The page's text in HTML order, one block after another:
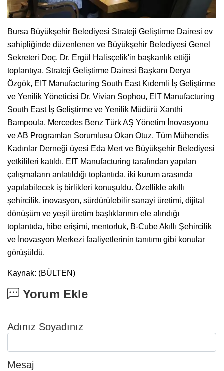
Bursa Büyükşehir Belediyesi Strateji Geliştirme Dairesi ev
sahipliğinde düzenlenen ve Büyükşehir Belediyesi Genel
Sekreteri Doç. Dr. Ergül Halisçelik'in başkanlık ettiği
toplantıya, Strateji Geliştirme Dairesi Başkanı Derya
Özgök, EIT Manufacturing South East Kıdemli İş Geliştirme
ve Yenilik Yöneticisi Dr. Vivian Sophou, EIT Manufacturing
South East İş Geliştirme ve Yenilik Müdürü Xanthi
Bampoula, Mercedes Benz Türk AŞ Yönetim İnovasyonu
ve AB Programları Sorumlusu Okan Otuz, Tüm Mühendis
Kadınlar Derneği üyesi Eda Mert ve Büyükşehir Belediyesi
yetkilileri katıldı. EIT Manufacturing tarafından yapılan
çalışmaların anlatıldığı toplantıda, iki kurum arasında
yapılabilecek iş birlikleri konuşuldu. Özellikle akıllı
şehircilik, inovasyon, sürdürülebilir sanayi üretimi, dijital
dönüşüm ve yeşil üretim başlıklarının ele alındığı
toplantıda, hibe erişimi, mentorluk, B-Cube Akıllı Şehircilik
ve İnovasyon Merkezi faaliyetlerinin tanıtımı gibi konular
görüşüldü.
Kaynak: (BÜLTEN)
Yorum Ekle
Adınız Soyadınız
Mesaj